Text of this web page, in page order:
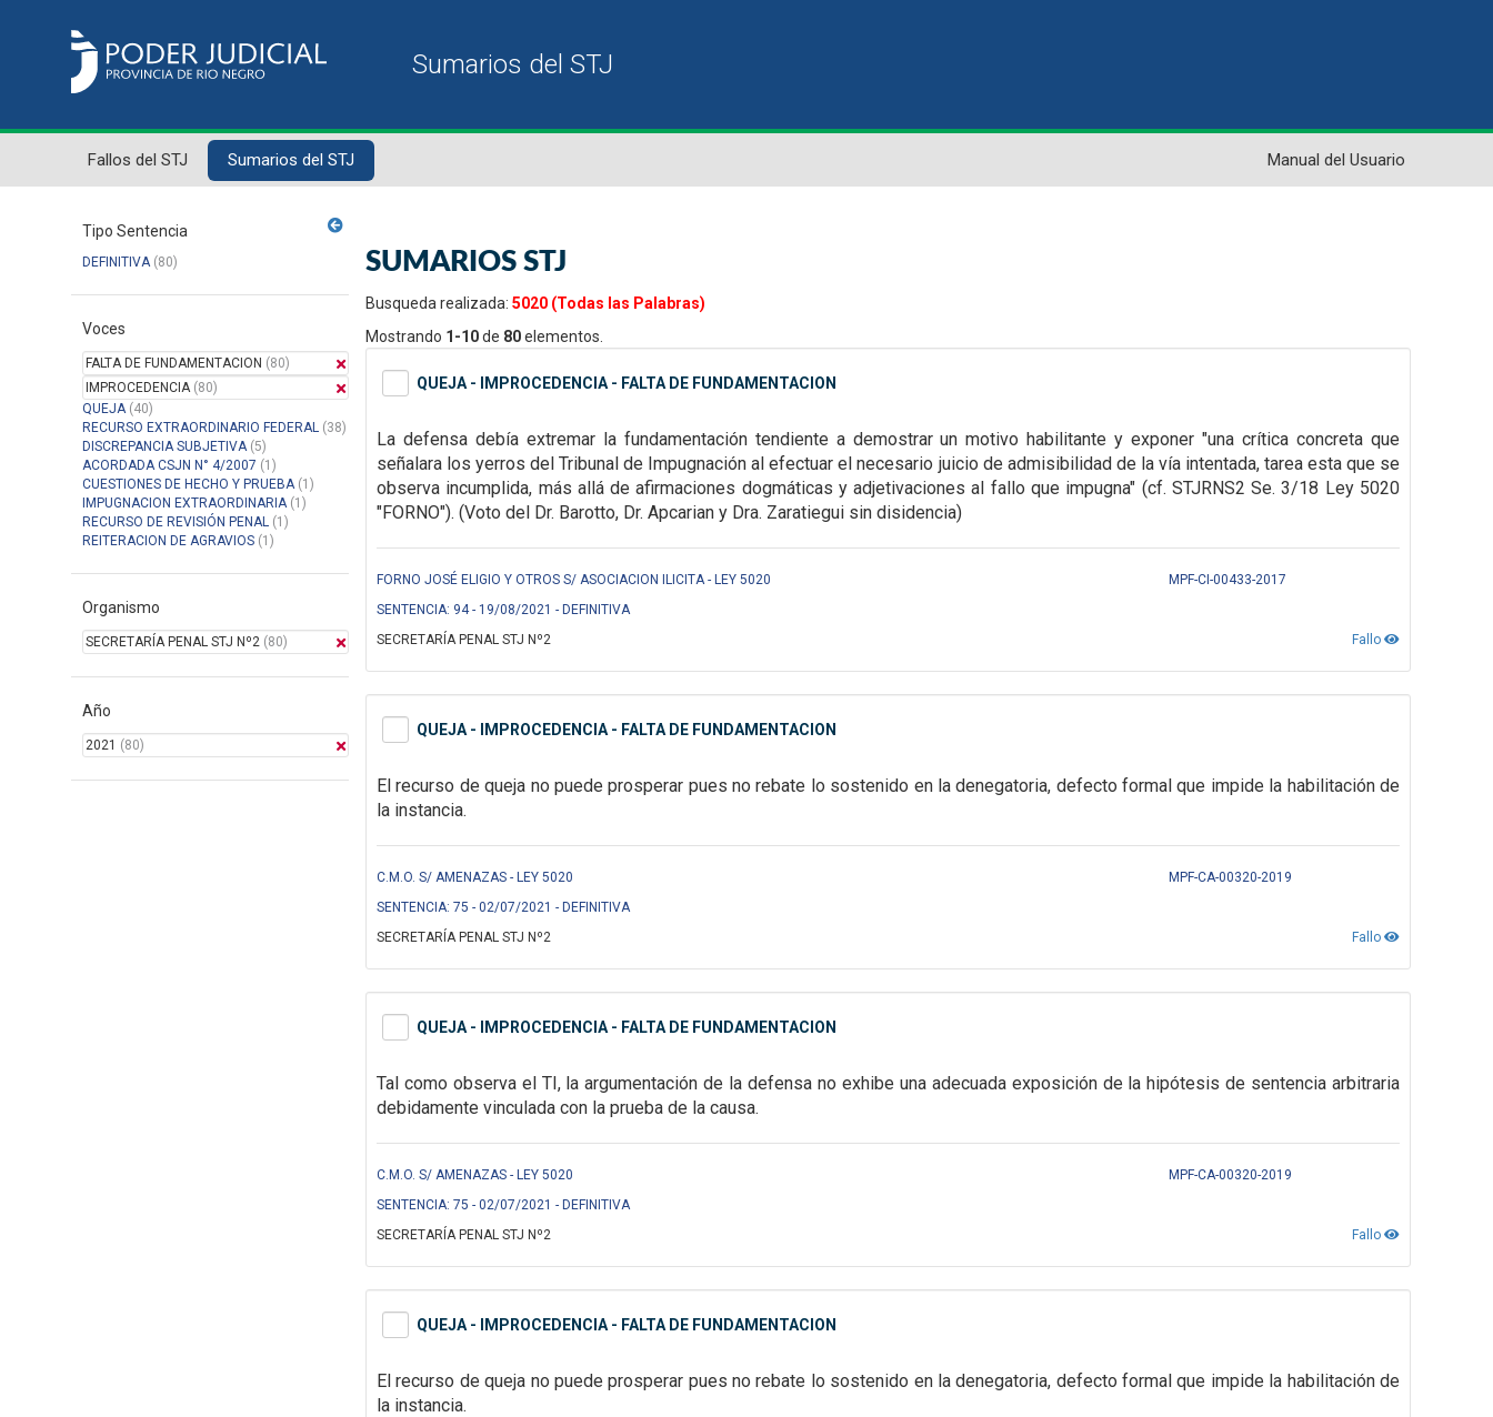
Fallos del STJ Sumarios del STJ Manual del Usuario
Tipo Sentencia
DEFINITIVA(80)
Voces
FALTA DE FUNDAMENTACION (80)
IMPROCEDENCIA(80)
QUEJA(40)
RECURSO EXTRAORDINARIO FEDERAL (38)
DISCREPANCIA SUBJETIVA(5)
ACORDADA CSJN N° 4/2007 (1)
CUESTIONES DE HECHO Y PRUEBA(1)
IMPUGNACION EXTRAORDINARIA(1)
RECURSO DE REVISIÓN PENAL (1)
REITERACION DE AGRAVIOS (1)
Organismo
SECRETARÍA PENAL STJ Nº2 (80)
Año
2021 (80)
SUMARIOS STJ
Busqueda realizada: 5020 (Todas las Palabras)
Mostrando 1-10de 80elementos.
QUEJA - IMPROCEDENCIA - FALTA DE FUNDAMENTACION
La defensa debía extremar la fundamentación tendiente a demostrar un motivohabilitante y exponer "una crítica concreta que
señalara los yerros del Tribunal de Impugnación al efectuar el necesario juicio de admisibilidad de la vía intentada, tarea esta que se
observa incumplida, más allá de afirmaciones dogmáticas y adjetivaciones al fallo que impugna" (cf. STJRNS2 Se. 3/18 Ley 5020
"FORNO"). (Voto del Dr. Barotto, Dr. Apcarian y Dra. Zaratiegui sin disidencia)
FORNO JOSÉ ELIGIO Y OTROS S/ ASOCIACION ILICITA - LEY 5020
MPF-CI-00433-2017
SENTENCIA: 94 - 19/08/2021 - DEFINITIVA
Fallo
SECRETARÍA PENAL STJ Nº2
QUEJA - IMPROCEDENCIA - FALTA DE FUNDAMENTACION
El recurso de queja no puede prosperar pues no rebate lo sostenido en la denegatoria, defecto formal que impide la habilitación de
la instancia.
C.M.O. S/ AMENAZAS - LEY 5020
MPF-CA-00320-2019
SENTENCIA: 75 - 02/07/2021 - DEFINITIVA
Fallo
SECRETARÍA PENAL STJ Nº2
QUEJA - IMPROCEDENCIA - FALTA DE FUNDAMENTACION
Tal como observa el TI, la argumentación de la defensa no exhibe una adecuada exposición de la hipótesis de sentencia arbitraria
debidamente vinculada con la prueba de la causa.
C.M.O. S/ AMENAZAS - LEY 5020
MPF-CA-00320-2019
SENTENCIA: 75 - 02/07/2021 - DEFINITIVA
Fallo
SECRETARÍA PENAL STJ Nº2
QUEJA - IMPROCEDENCIA - FALTA DE FUNDAMENTACION
El recurso de queja no puede prosperar pues no rebate lo sostenido en la denegatoria, defecto formal que impide la habilitación de
la instancia.